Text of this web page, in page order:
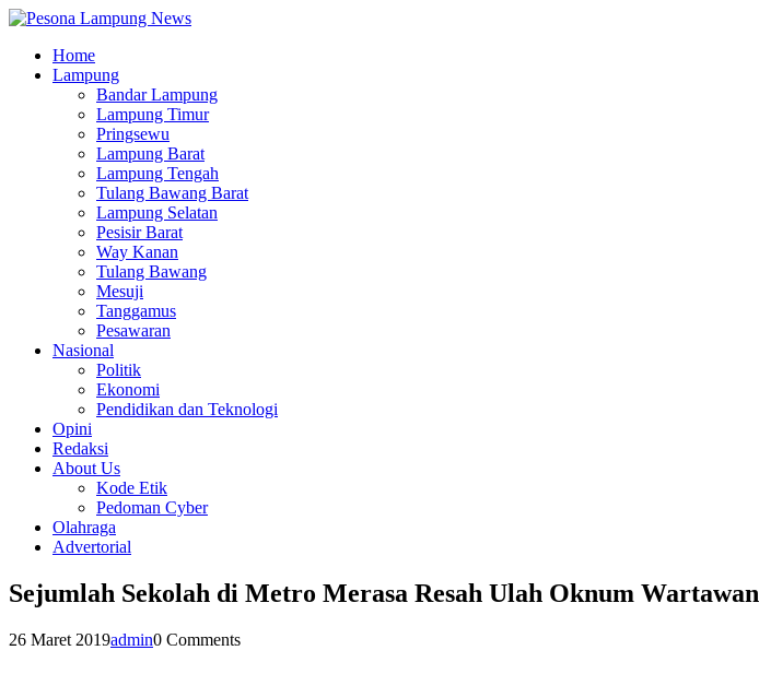
Home
Lampung
Bandar Lampung
Lampung Timur
Pringsewu
Lampung Barat
Lampung Tengah
Tulang Bawang Barat
Lampung Selatan
Pesisir Barat
Way Kanan
Tulang Bawang
Mesuji
Tanggamus
Pesawaran
Nasional
Politik
Ekonomi
Pendidikan dan Teknologi
Opini
Redaksi
About Us
Kode Etik
Pedoman Cyber
Olahraga
Advertorial
Sejumlah Sekolah di Metro Merasa Resah Ulah Oknum Wartawan
26 Maret 2019admin0 Comments